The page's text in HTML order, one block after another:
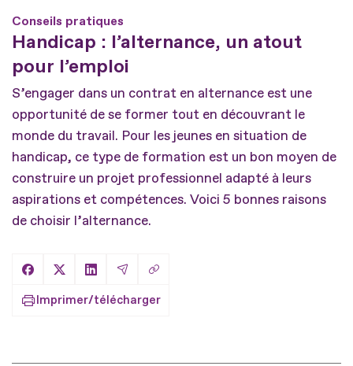
Conseils pratiques
Handicap : l’alternance, un atout
pour l’emploi
S’engager dans un contrat en alternance est une
opportunité de se former tout en découvrant le
monde du travail. Pour les jeunes en situation de
handicap, ce type de formation est un bon moyen de
construire un projet professionnel adapté à leurs
aspirations et compétences. Voici 5 bonnes raisons
de choisir l’alternance.
Partager sur Facebook
Partager sur X
Partager sur LinkedIn
Partager par Email
Copier le lien
Imprimer/télécharger